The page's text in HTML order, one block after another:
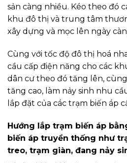
sản càng nhiều. Kéo theo đó
khu đô thị và trung tâm
xây dựng và mọc lên ngày
Cùng với tốc độ đô thị hoá
cầu cấp điện năng cho các
dân cư theo đó tăng lên,
tăng cao, làm nảy sinh nhu
lắp đặt của các trạm biến áp
Hướng lắp trạm biến áp
biến áp truyền thống như
treo, trạm giàn, đang nảy